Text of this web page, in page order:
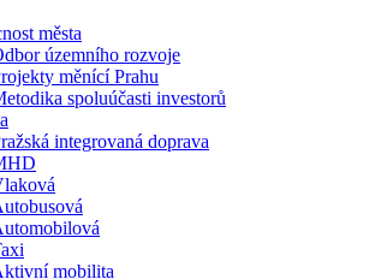
města
územního rozvoje
měnící Prahu
spoluúčasti investorů
integrovaná doprava
mobilita